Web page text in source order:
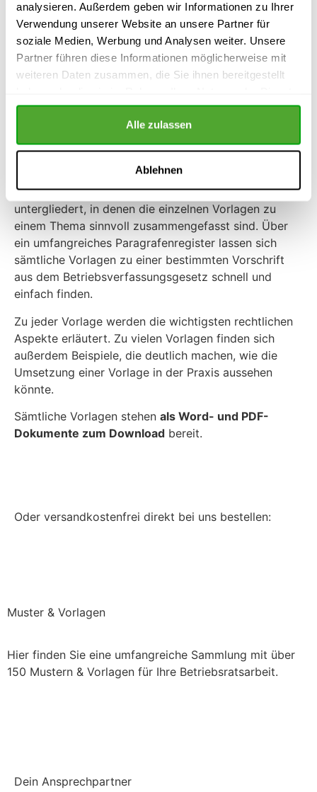
analysieren. Außerdem geben wir Informationen zu Ihrer
Verwendung unserer Website an unsere Partner für
soziale Medien, Werbung und Analysen weiter. Unsere
Partner führen diese Informationen möglicherweise mit
weiteren Daten zusammen, die Sie ihnen bereitgestellt
gesammelt haben.
Alle zulassen
Ablehnen
von Dr. jur. Henning Kluge
Betriebsratsarbeit besteht häufig aus Schreibarbeit.
Betriebsratsbeschlüssen und Schreiben
allen wichtigen Arbeits- und Aufgabenbereichen eines
Dieses Buch ist in verschiedene Themenbereiche
untergliedert, in denen die einzelnen Vorlagen zu
einem Thema sinnvoll zusammengefasst sind. Über
ein umfangreiches Paragrafenregister lassen sich
sämtliche Vorlagen zu einer bestimmten Vorschrift
aus dem Betriebsverfassungsgesetz schnell und
einfach finden.
Zu jeder Vorlage werden die wichtigsten rechtlichen
Aspekte erläutert. Zu vielen Vorlagen finden sich
außerdem Beispiele, die deutlich machen, wie die
Umsetzung einer Vorlage in der Praxis aussehen
könnte.
Sämtliche Vorlagen stehen als Word- und PDF-
Dokumente zum Download bereit.
Oder versandkostenfrei direkt bei uns bestellen:
Muster & Vorlagen
Hier finden Sie eine umfangreiche Sammlung mit über
150 Mustern & Vorlagen für Ihre Betriebsratsarbeit.
Dein Ansprechpartner